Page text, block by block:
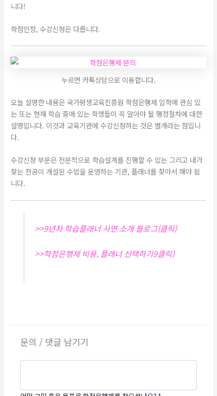
니다!
학점인정, 수강신청은 다릅니다.
누르면 카톡상담으로 이동합니다.
오늘 설명한 내용은 국가평생교육진흥원 학점은행제 입학에 관심 있
는 또는 현재 학습 중에 있는 학생들이 꼭 알아야 될 행정절차에 대한
설명입니다. 이것과 교육기관에 수강신청하는 것은 별개라는 점입니
다.
​수강신청 부문은 전문적으로 학습설계를 진행할 수 있는 그리고 내가
찾는 전공이 개설된 수업을 운영하는 기관, 플래너를 찾아서 해야 됩
니다.
>>9년차 학습플래너 사연 소개 블로그(클릭)
>>학점은행제 비용, 플래너 선택하기9클릭)
문의 / 댓글 남기기